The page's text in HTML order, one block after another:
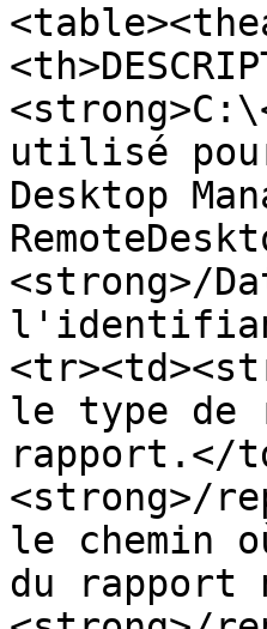
utilisé
Desktop
<strong>/
le type de
rapport.</
<strong>/
le chemin
du rapport